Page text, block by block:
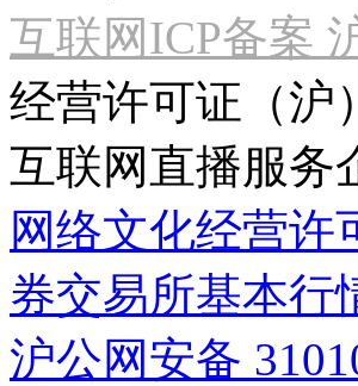
互联网ICP备案
经营许可证（沪
互联网直播服务
网络文化经营许
券交易所基本行
沪公网安备